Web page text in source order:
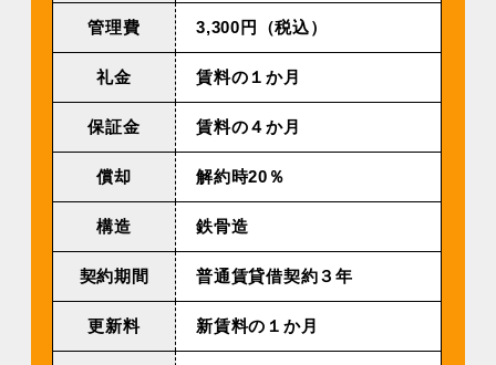
管理費 3,300円（税込）
礼金 賃料の１か月
保証金 賃料の４か月
償却 解約時20％
構造 鉄骨造
契約期間 普通賃貸借契約３年
更新料 新賃料の１か月